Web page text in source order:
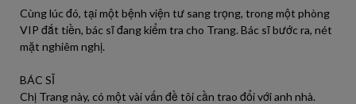
Cùng lúc đó, tại một bệnh viện tư sang trọng, trong một phòng
VIP đắt tiền, bác sĩ đang kiểm tra cho Trang. Bác sĩ bước ra, nét
mặt nghiêm nghị.
BÁC SĨ
Chị Trang này, có một vài vấn đề tôi cần trao đổi với anh nhà.